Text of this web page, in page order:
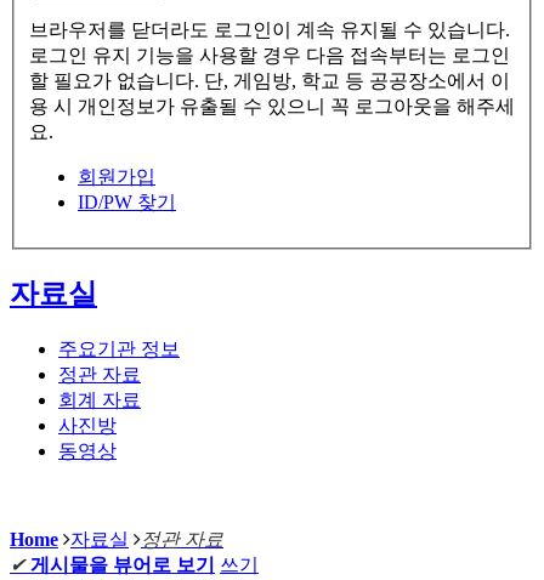
브라우저를 닫더라도 로그인이 계속 유지될 수 있습니다.
로그인 유지 기능을 사용할 경우 다음 접속부터는 로그인
할 필요가 없습니다. 단, 게임방, 학교 등 공공장소에서 이
용 시 개인정보가 유출될 수 있으니 꼭 로그아웃을 해주세
요.
회원가입
ID/PW 찾기
자료실
주요기관 정보
정관 자료
회계 자료
사진방
동영상
Home 자료실
정관 자료
✔ 게시물을 뷰어로 보기 쓰기